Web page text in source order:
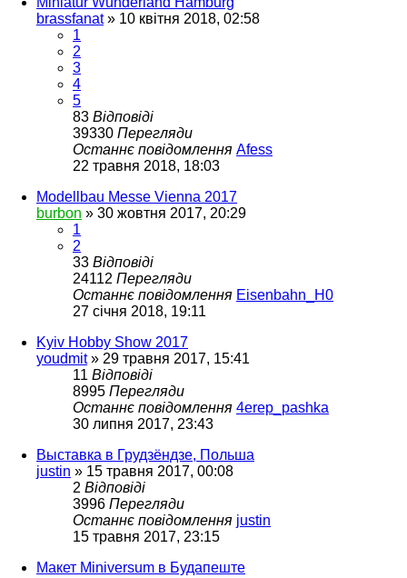
brassfanat» 10 квітня 2018, 02:58
1
2
3
4
5
83 Відповіді
39330 Перегляди
Останнє повідомлення Afess
22 травня 2018, 18:03
Modellbau Messe Vienna 2017
burbon » 30 жовтня 2017, 20:29
1
2
33 Відповіді
24112 Перегляди
Останнє повідомлення Eisenbahn_H0
27 січня 2018, 19:11
Kyiv Hobby Show 2017
youdmit» 29 травня 2017, 15:41
11 Відповіді
8995 Перегляди
Останнє повідомлення 4erep_pashka
30 липня 2017, 23:43
Выставка в Грудзёндзе, Польша
justin » 15 травня 2017, 00:08
2 Відповіді
3996 Перегляди
Останнє повідомлення justin
15 травня 2017, 23:15
Макет Miniversum в Будапеште